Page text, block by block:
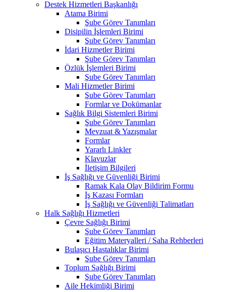
Destek Hizmetleri Başkanlığı
Atama Birimi
Şube Görev Tanımları
Disipilin İşlemleri Birimi
Şube Görev Tanımları
İdari Hizmetler Birimi
Şube Görev Tanımları
Özlük İşlemleri Birimi
Şube Görev Tanımları
Mali Hizmetler Birimi
Şube Görev Tanımları
Formlar ve Dokümanlar
Sağlık Bilgi Sistemleri Birimi
Şube Görev Tanımları
Mevzuat & Yazışmalar
Formlar
Yararlı Linkler
Klavuzlar
İletişim Bilgileri
İş Sağlığı ve Güvenliği Birimi
Ramak Kala Olay Bildirim Formu
İş Kazası Formları
İş Sağlığı ve Güvenliği Talimatları
Halk Sağlığı Hizmetleri
Çevre Sağlığı Birimi
Şube Görev Tanımları
Eğitim Materyalleri / Saha Rehberleri
Bulaşıcı Hastalıklar Birimi
Şube Görev Tanımları
Toplum Sağlığı Birimi
Şube Görev Tanımları
Aile Hekimliği Birimi